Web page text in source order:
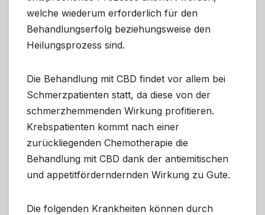
welche wiederum erforderlich für den
Behandlungserfolg beziehungsweise den
Heilungsprozess sind.
Die Behandlung mit CBD findet vor allem bei
Schmerzpatienten statt, da diese von der
schmerzhemmenden Wirkung profitieren.
Krebspatienten kommt nach einer
zurückliegenden Chemotherapie die
Behandlung mit CBD dank der antiemitischen
und appetitförderndernden Wirkung zu Gute.
Die folgenden Krankheiten können durch